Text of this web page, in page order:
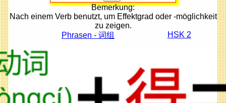
Bemerkung:
Nach einem Verb benutzt, um Effektgrad oder -möglichkeit
zu zeigen.
Phrasen - 词组
HSK 2